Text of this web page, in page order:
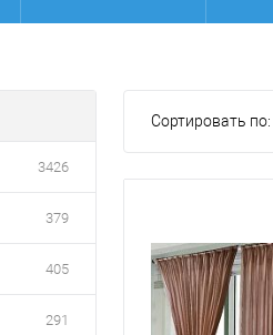
3426
379
405
291
Сортировать по: